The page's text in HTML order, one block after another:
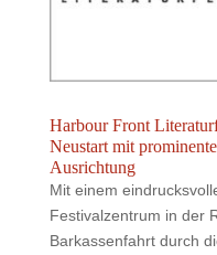
Harbour Front
Neustart mit
Ausrichtung
Mit einem
Festivalzentrum in der
Barkassenfahrt durch